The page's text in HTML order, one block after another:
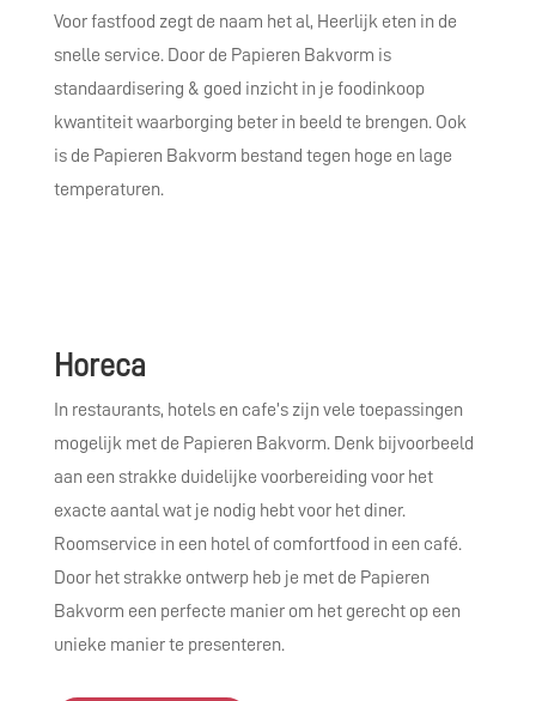
Voor fastfood zegt de naam het al, Heerlijk eten in de
snelle service. Door de Papieren Bakvorm is
standaardisering & goed inzicht in je foodinkoop
kwantiteit waarborging beter in beeld te brengen. Ook
is de Papieren Bakvorm bestand tegen hoge en lage
temperaturen.
Horeca
In restaurants, hotels en cafe’s zijn vele toepassingen
mogelijk met de Papieren Bakvorm. Denk bijvoorbeeld
aan een strakke duidelijke voorbereiding voor het
exacte aantal wat je nodig hebt voor het diner.
Roomservice in een hotel of comfortfood in een café.
Door het strakke ontwerp heb je met de Papieren
Bakvorm een perfecte manier om het gerecht op een
unieke manier te presenteren.